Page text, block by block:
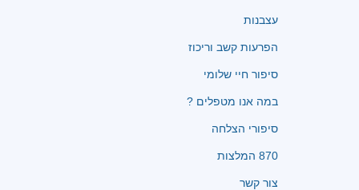
עצבנות
הפרעות קשב וריכוז
סיפור חיי שלומי
במה אנו מטפלים ?
סיפורי הצלחה
870 המלצות
צור קשר